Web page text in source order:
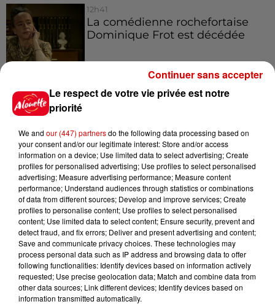
12h41
La comédienne rochefortaise
Dominique Frot est décédée
11h12
cambriolée, deux...
10h20
Incendies suspects en Deux-
Sèvres et en Maine-et-Loire :
un...
8h49
Rennes : enquête ouverte après
un accident impliquant un
conducteur...
Le respect de votre vie privée est notre
priorité
We and our (447) partnersdo the following data processing based on
your consent and/or our legitimate interest: Store and/or access
information on a device; Use limited data to select advertising; Create
profiles for personalised advertising; Use profiles to select personalised
advertising; Measure advertising performance; Measure content
performance; Understand audiences through statistics or combinations
of data from different sources; Develop and improve services; Create
profiles to personalise content; Use profiles to select personalised
content; Use limited data to select content; Ensure security, prevent and
detect fraud, and fix errors; Deliver and present advertising and content;
Save and communicate privacy choices. These technologies may
process personal data such as IP address and browsing data to offer
following functionalities: Identify devices based on information actively
requested; Use precise geolocation data; Match and combine data from
other data sources; Link different devices; Identify devices based on
information transmitted automatically.
Continuer sans accepter